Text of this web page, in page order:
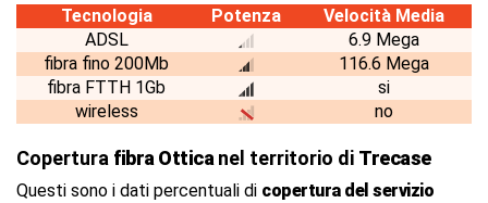
Tecnologia Potenza
Velocità Media
ADSL
6.9 Mega
fibra fino 200Mb
116.6 Mega
fibra FTTH 1Gb
si
wireless
no
Copertura fibra Ottica nel territorio di Trecase
Questi sono i dati percentuali di copertura del servizio